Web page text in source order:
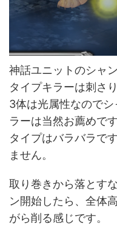
神話ユニットのシャ
タイプキラーは刺さり
3体は光属性なので
ラーは当然お薦めです
タイプはバラバラで
ません。
取り巻きから落とす
ン開始したら、全体
がら削る感じです。